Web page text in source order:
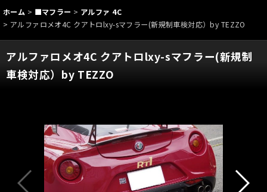
ホーム > ■マフラー > アルファ 4C
> アルファロメオ4C クアトロlxy-sマフラー(新規制車検対応）by TEZZO
アルファロメオ4C クアトロlxy-sマフラー(新規制
車検対応）by TEZZO